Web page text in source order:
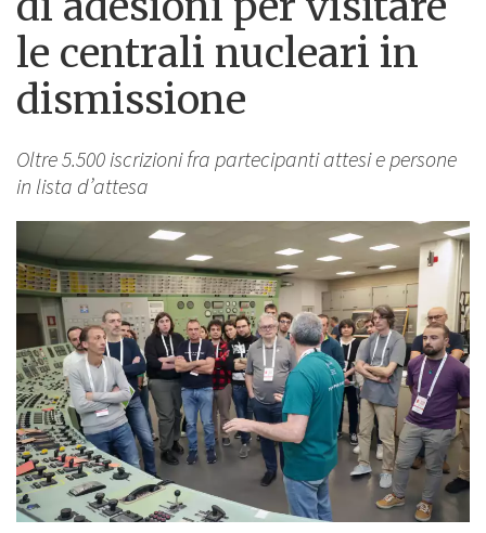
le centrali nucleari in
dismissione
Oltre 5.500 iscrizioni fra partecipanti attesi e persone
in lista d’attesa